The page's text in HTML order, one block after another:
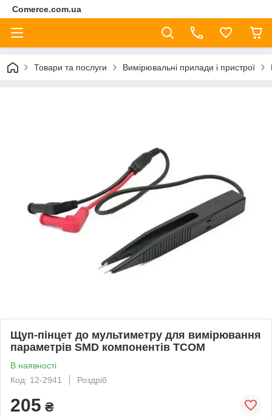
Comerce.com.ua
Товари та послуги Вимірювальні прилади і пристрої
Щуп-пінцет до мультиметру для вимірювання
параметрів SMD компонентів TCOM
В наявності
Код: 12-2941
Роздріб
205 ₴